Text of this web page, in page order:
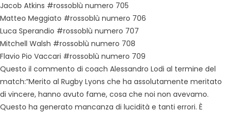
Jacob Atkins #rossoblù numero 705
Matteo Meggiato #rossoblù numero 706
Luca Sperandio #rossoblù numero 707
Mitchell Walsh #rossoblù numero 708
Flavio Pio Vaccari #rossoblù numero 709
Questo il commento di coach Alessandro Lodi al termine del
match:”Merito al Rugby Lyons che ha assolutamente meritato
di vincere, hanno avuto fame, cosa che noi non avevamo.
Questo ha generato mancanza di lucidità e tanti errori. È